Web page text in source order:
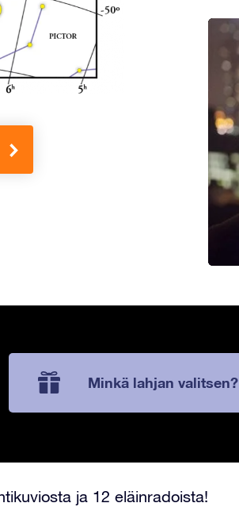
Minkä lahjan valitsen?
ja 12 eläinradoista!